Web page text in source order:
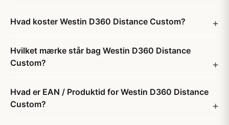
Hvad koster Westin D360 Distance Custom?
Hvilket mærke står bag Westin D360 Distance
Custom?
Hvad er EAN / Produktid for Westin D360 Distance
Custom?